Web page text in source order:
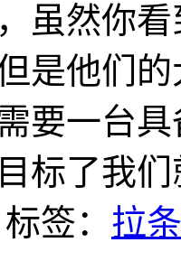
虽然你
是他们
要一台
标了我
标签： 拉